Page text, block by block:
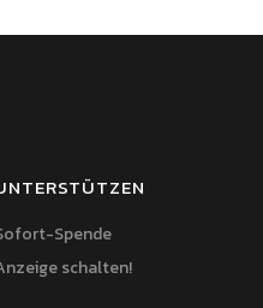
Spende
schalten!